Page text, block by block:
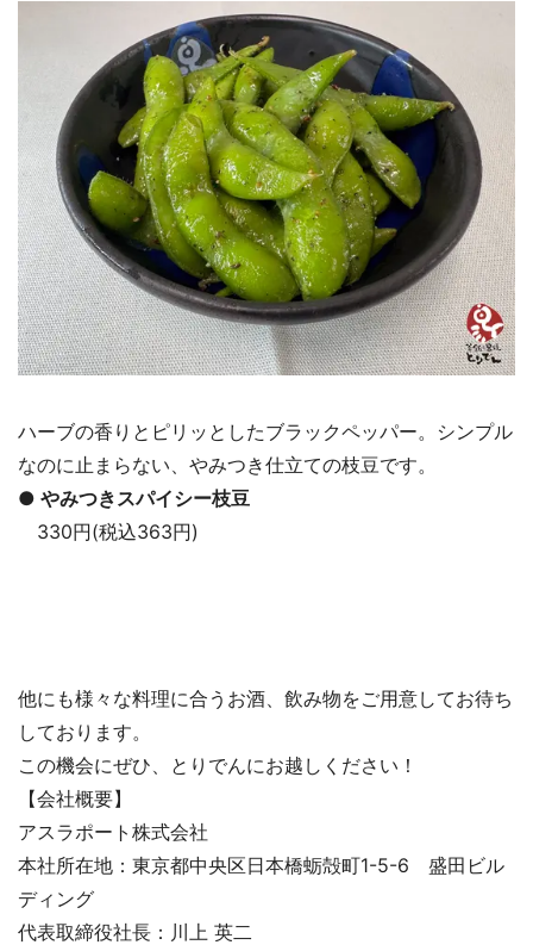
ハーブの香りとピリッとしたブラックペッパー。シンプル
なのに止まらない、やみつき仕立ての枝豆です。
● やみつきスパイシー枝豆
330円(税込363円)
他にも様々な料理に合うお酒、飲み物をご用意してお待ち
しております。
この機会にぜひ、とりでんにお越しください！
【会社概要】
アスラポート株式会社
本社所在地：東京都中央区日本橋蛎殻町1-5-6 盛田ビル
ディング
代表取締役社長：川上 英二